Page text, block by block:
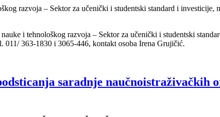
razvoja – Sektor za učenički i studentski standard i investicije,
i tehnološkog razvoja – Sektor za učenički i studentski
363-1830 i 3065-446, kontakt osoba Irena Grujičić.
saradnje naučnoistraživačkih